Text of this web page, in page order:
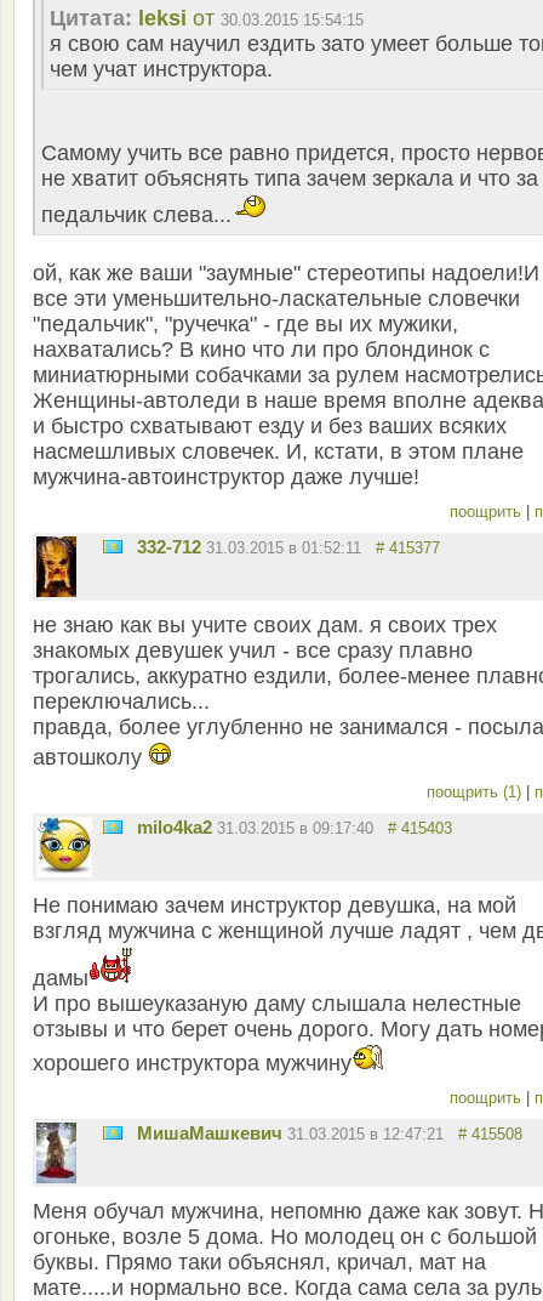
Цитата: leksi от 30.03.2015 15:54:15
я свою сам научил ездить зато умеет больше
чем учат инструктора.
Самому учить все равно придется, просто
не хватит объяснять типа зачем зеркала и что за
педальчик слева...
ой, как же ваши "заумные" стереотипы надоели!И
все эти уменьшительно-ласкательные словечки
"педальчик", "ручечка" - где вы их мужики,
нахватались? В кино что ли про блондинок с
миниатюрными собачками за рулем
Женщины-автоледи в наше время вполне
и быстро схватывают езду и без ваших всяких
насмешливых словечек. И, кстати, в этом плане
мужчина-автоинструктор даже лучше!
поощрить
332-712 31.03.2015 в 01:52:11 # 415377
не знаю как вы учите своих дам. я своих трех
знакомых девушек учил - все сразу плавно
трогались, аккуратно ездили, более-менее
переключались...
правда, более углубленно не занимался -
автошколу
поощрить (1)
milo4ka2 31.03.2015 в 09:17:40 # 415403
Не понимаю зачем инструктор девушка, на мой
взгляд мужчина с женщиной лучше ладят , чем
дамы
И про вышеуказаную даму слышала нелестные
отзывы и что берет очень дорого. Могу дать
хорошего инструктора мужчину
поощрить
MишаМашкевич 31.03.2015 в 12:47:21 # 415508
Меня обучал мужчина, непомню даже как зовут.
огоньке, возле 5 дома. Но молодец он с большой
буквы. Прямо таки объяснял, кричал, мат на
мате.....и нормально все. Когда сама села за руль